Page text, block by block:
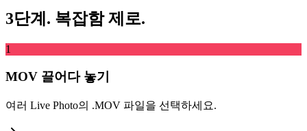
3단계. 복잡함 제로.
1
MOV 끌어다 놓기
여러 Live Photo의 .MOV 파일을 선택하세요.